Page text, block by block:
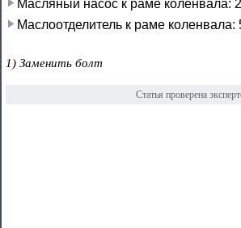
Масляный насос к раме коленвала:
Маслоотделитель к раме
1) Заменить болт
Статья проверена